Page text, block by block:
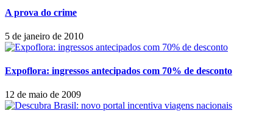
A prova do crime
5 de janeiro de 2010
Expoflora: ingressos antecipados com 70% de desconto
12 de maio de 2009